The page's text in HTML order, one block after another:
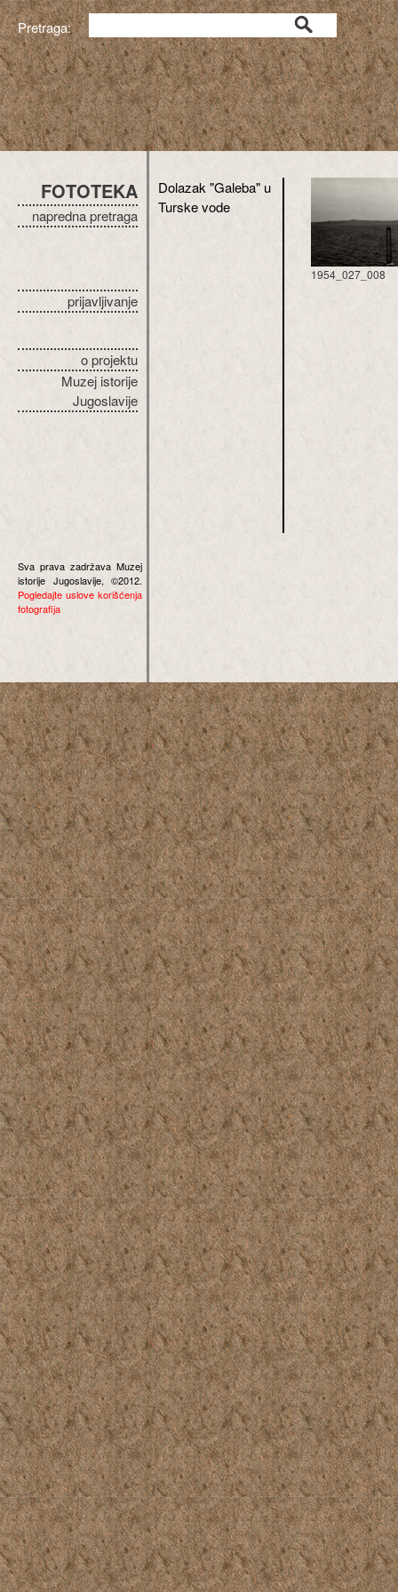
Pretraga:
FOTOTEKA
napredna pretraga
prijavljivanje
o projektu
Muzej istorije
Jugoslavije
Sva prava zadržava Muzej
istorije Jugoslavije, ©2012.
Pogledajte uslove korišćenja
fotografija
Dolazak "Galeba" u
Turske vode
1954_027_008